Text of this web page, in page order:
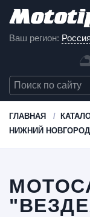
Ваш регион: Россия
ГЛАВНАЯ
НИЖНИЙ НОВГОРОД